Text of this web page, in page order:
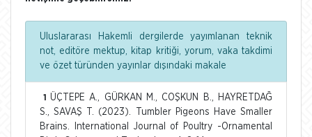
Uluslararası Hakemli dergilerde yayımlanan teknik
not, editöre mektup, kitap kritiği, yorum, vaka takdimi
ve özet türünden yayınlar dışındaki makale
1
ÜÇTEPE A., GÜRKAN M., COŞKUN B., HAYRETDAĞ
S., SAVAŞ T. (2023). Tumbler Pigeons Have Smaller
Brains. International Journal of Poultry -Ornamental